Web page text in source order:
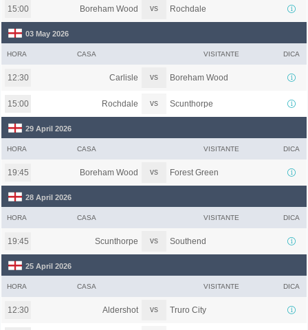
15:00 Boreham Wood vs Rochdale
03 May 2026
HORA CASA VISITANTE DICA
12:30 Carlisle vs Boreham Wood
15:00 Rochdale vs Scunthorpe
29 April 2026
HORA CASA VISITANTE DICA
19:45 Boreham Wood vs Forest Green
28 April 2026
HORA CASA VISITANTE DICA
19:45 Scunthorpe vs Southend
25 April 2026
HORA CASA VISITANTE DICA
12:30 Aldershot vs Truro City